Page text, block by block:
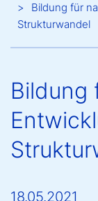
Bildung für
Strukturwandel
Bildung
18.05.2021